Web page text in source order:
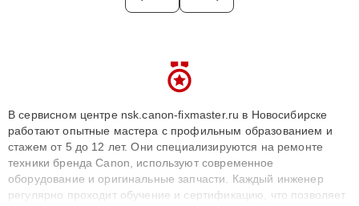
В сервисном центре nsk.canon-fixmaster.ru в Новосибирске
работают опытные мастера с профильным образованием и
стажем от 5 до 12 лет. Они специализируются на ремонте
техники бренда Canon, используют современное
оборудование и оригинальные запчасти. Каждый инженер
регулярно проходит обучение и сертификацию, что позволяет